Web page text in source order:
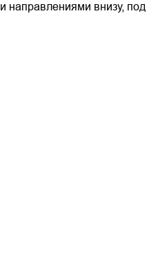
направлениями внизу, под